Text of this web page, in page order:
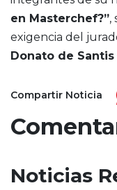
en Masterchef?”,
exigencia del
Donato de
Compartir Noticia
Noticias